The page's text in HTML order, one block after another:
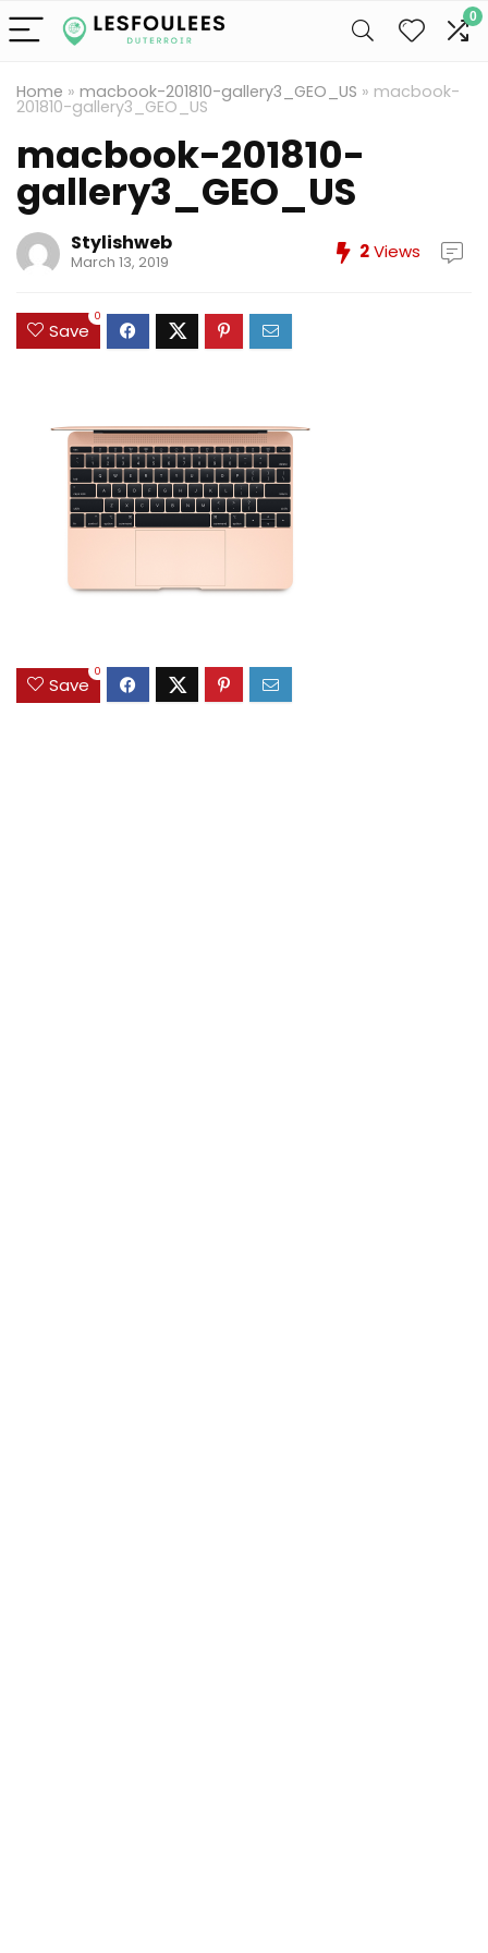
0
Home » macbook-201810-gallery3_GEO_US » macbook-
201810-gallery3_GEO_US
macbook-201810-
gallery3_GEO_US
Stylishweb
March 13, 2019 2Views
Save
0
Save
0